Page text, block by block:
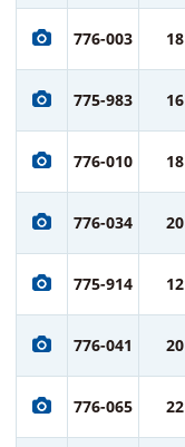
776-003 18
775-983 16
776-010 18
776-034 20
775-914 12
776-041 20
776-065 22